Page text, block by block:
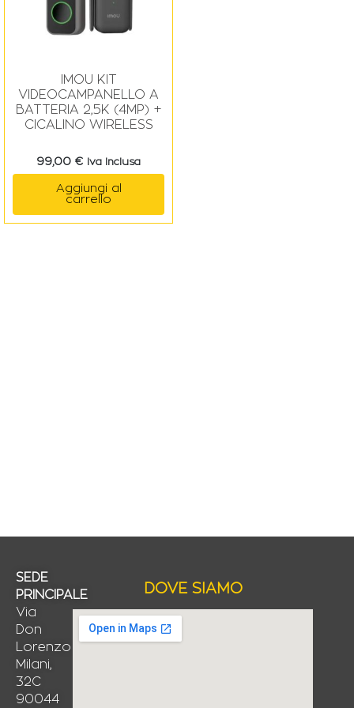
IMOU KIT
VIDEOCAMPANELLO A
BATTERIA 2,5K (4MP) +
CICALINO WIRELESS
99,00 € Iva Inclusa
Aggiungi al
carrello
SEDE
PRINCIPALE
Via
Don
Lorenzo
Milani,
32C
90044
DOVE SIAMO